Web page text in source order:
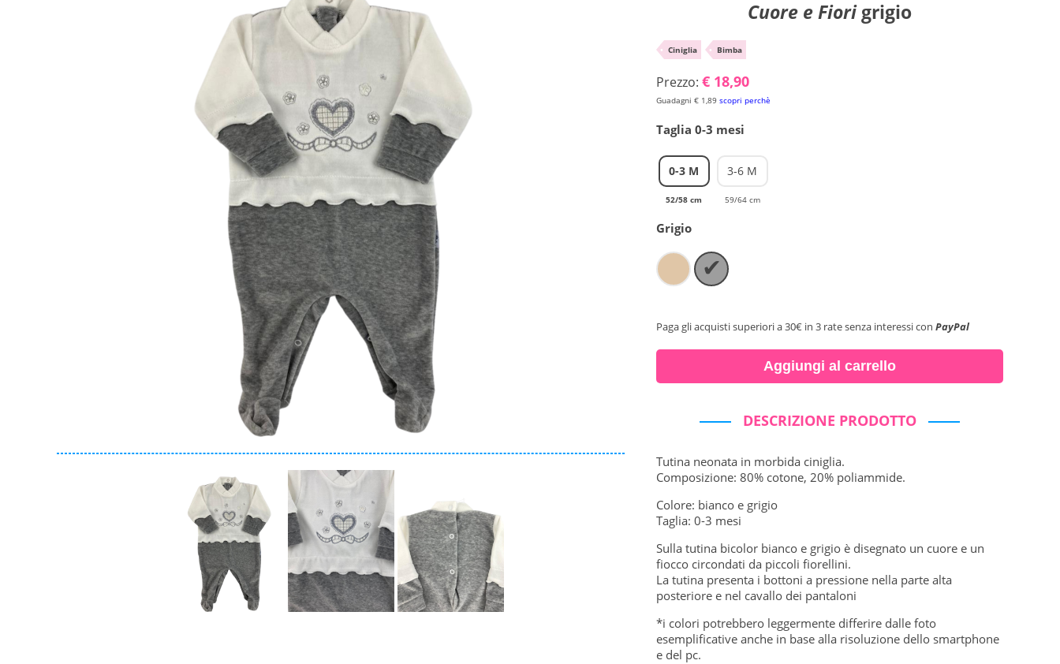
Cuore e Fiorigrigio
• Ciniglia • Bimba
Prezzo: € 18,90
Guadagni € 1,89 scopri perchè
Taglia 0-3 mesi
0-3 M
52/58 cm
3-6 M
59/64 cm
Grigio
✔
Paga gli acquisti superiori a 30€ in 3 rate senza interessi con PayPal
Aggiungi al carrello
DESCRIZIONE PRODOTTO
Tutina neonata in morbida ciniglia.
Composizione: 80% cotone, 20% poliammide.
Colore: bianco e grigio
Taglia: 0-3 mesi
Sulla tutina bicolor bianco e grigio è disegnato un cuore e un
fiocco circondati da piccoli fiorellini.
La tutina presenta i bottoni a pressione nella parte alta
posteriore e nel cavallo dei pantaloni
*i colori potrebbero leggermente differire dalle foto
esemplificative anche in base alla risoluzione dello smartphone
e del pc.
0-1 M
3-6 M
9-12 M 12-18M
24-36M Taglia unica
Cotone
Altro
Primavera/Estate
Cerca